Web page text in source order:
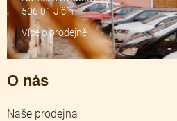
O nás
Naše prodejna
506 01 Jičín
Více o prodejně